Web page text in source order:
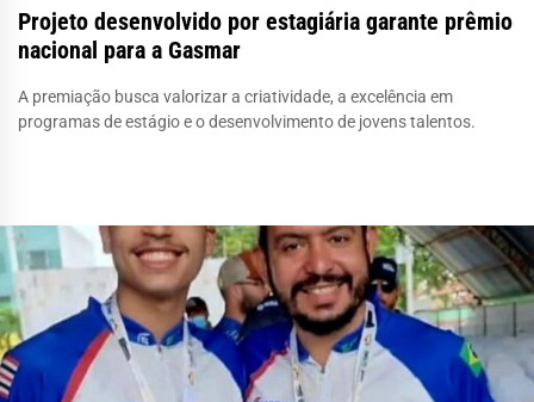
Projeto desenvolvido por estagiária garante prêmio
nacional para a Gasmar
A premiação busca valorizar a criatividade, a excelência em
programas de estágio e o desenvolvimento de jovens talentos.